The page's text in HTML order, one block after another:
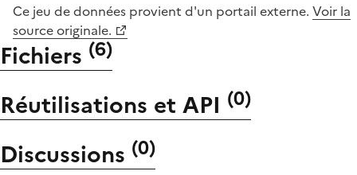
Ce jeu de données provient d'un portail externe. Voir la
source originale.
Fichiers (6)
Réutilisations et API (0)
Discussions (0)